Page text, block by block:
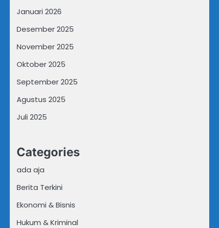
Januari 2026
Desember 2025
November 2025
Oktober 2025
September 2025
Agustus 2025
Juli 2025
Categories
ada aja
Berita Terkini
Ekonomi & Bisnis
Hukum & Kriminal